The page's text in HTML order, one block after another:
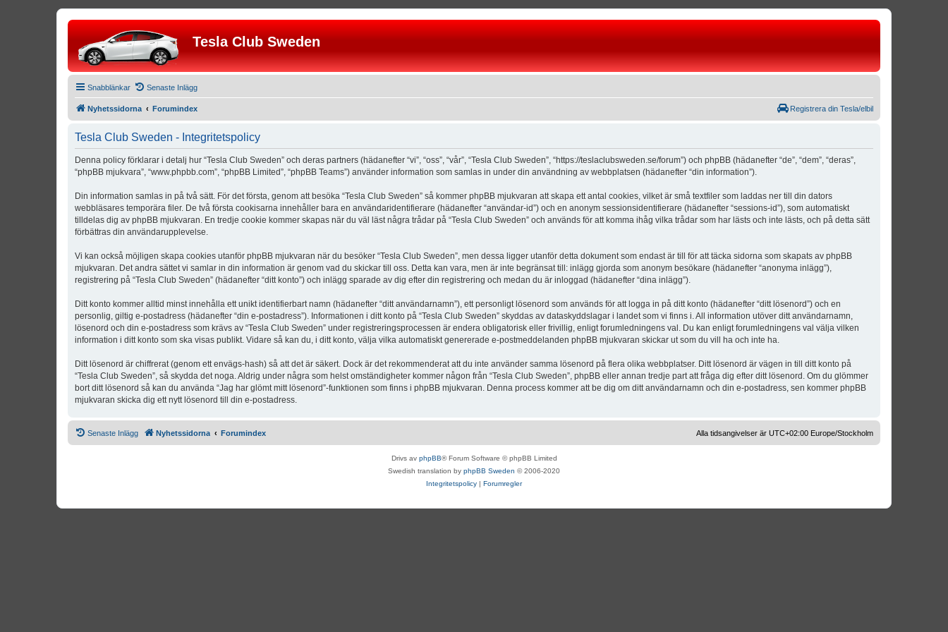
Tesla Club Sweden
Snabblänkar Senaste Inlägg
Nyhetssidorna Forumindex Registrera din Tesla/elbil
Tesla Club Sweden - Integritetspolicy
Denna policy förklarar i detalj hur “Tesla Club Sweden” och deras partners (hädanefter “vi”, “oss”, “vår”, “Tesla Club Sweden”, “https://teslaclubsweden.se/forum”) och phpBB (hädanefter “de”, “dem”, “deras”,
“phpBB mjukvara”, “www.phpbb.com”, “phpBB Limited”, “phpBB Teams”) använder information som samlas in under din användning av webbplatsen (hädanefter “din information”).
Din information samlas in på två sätt. För det första, genom att besöka “Tesla Club Sweden” så kommer phpBB mjukvaran att skapa ett antal cookies, vilket är små textfiler som laddas ner till din dators
webbläsares temporära filer. De två första cookisarna innehåller bara en användaridentifierare (hädanefter “användar-id”) och en anonym sessionsidentifierare (hädanefter “sessions-id”), som automatiskt
tilldelas dig av phpBB mjukvaran. En tredje cookie kommer skapas när du väl läst några trådar på “Tesla Club Sweden” och används för att komma ihåg vilka trådar som har lästs och inte lästs, och på detta sätt
förbättras din användarupplevelse.
Vi kan också möjligen skapa cookies utanför phpBB mjukvaran när du besöker “Tesla Club Sweden”, men dessa ligger utanför detta dokument som endast är till för att täcka sidorna som skapats av phpBB
mjukvaran. Det andra sättet vi samlar in din information är genom vad du skickar till oss. Detta kan vara, men är inte begränsat till: inlägg gjorda som anonym besökare (hädanefter “anonyma inlägg”),
registrering på “Tesla Club Sweden” (hädanefter “ditt konto”) och inlägg sparade av dig efter din registrering och medan du är inloggad (hädanefter “dina inlägg”).
Ditt konto kommer alltid minst innehålla ett unikt identifierbart namn (hädanefter “ditt användarnamn”), ett personligt lösenord som används för att logga in på ditt konto (hädanefter “ditt lösenord”) och en
personlig, giltig e-postadress (hädanefter “din e-postadress”). Informationen i ditt konto på “Tesla Club Sweden” skyddas av dataskyddslagar i landet som vi finns i. All information utöver ditt användarnamn,
lösenord och din e-postadress som krävs av “Tesla Club Sweden” under registreringsprocessen är endera obligatorisk eller frivillig, enligt forumledningens val. Du kan enligt forumledningens val välja vilken
information i ditt konto som ska visas publikt. Vidare så kan du, i ditt konto, välja vilka automatiskt genererade e-postmeddelanden phpBB mjukvaran skickar ut som du vill ha och inte ha.
Ditt lösenord är chiffrerat (genom ett envägs-hash) så att det är säkert. Dock är det rekommenderat att du inte använder samma lösenord på flera olika webbplatser. Ditt lösenord är vägen in till ditt konto på
“Tesla Club Sweden”, så skydda det noga. Aldrig under några som helst omständigheter kommer någon från “Tesla Club Sweden”, phpBB eller annan tredje part att fråga dig efter ditt lösenord. Om du glömmer
bort ditt lösenord så kan du använda “Jag har glömt mitt lösenord”-funktionen som finns i phpBB mjukvaran. Denna process kommer att be dig om ditt användarnamn och din e-postadress, sen kommer phpBB
mjukvaran skicka dig ett nytt lösenord till din e-postadress.
Senaste Inlägg Nyhetssidorna Forumindex Alla tidsangivelser är UTC+02:00 Europe/Stockholm
Drivs av phpBB® Forum Software © phpBB Limited
Swedish translation by phpBB Sweden © 2006-2020
Integritetspolicy | Forumregler